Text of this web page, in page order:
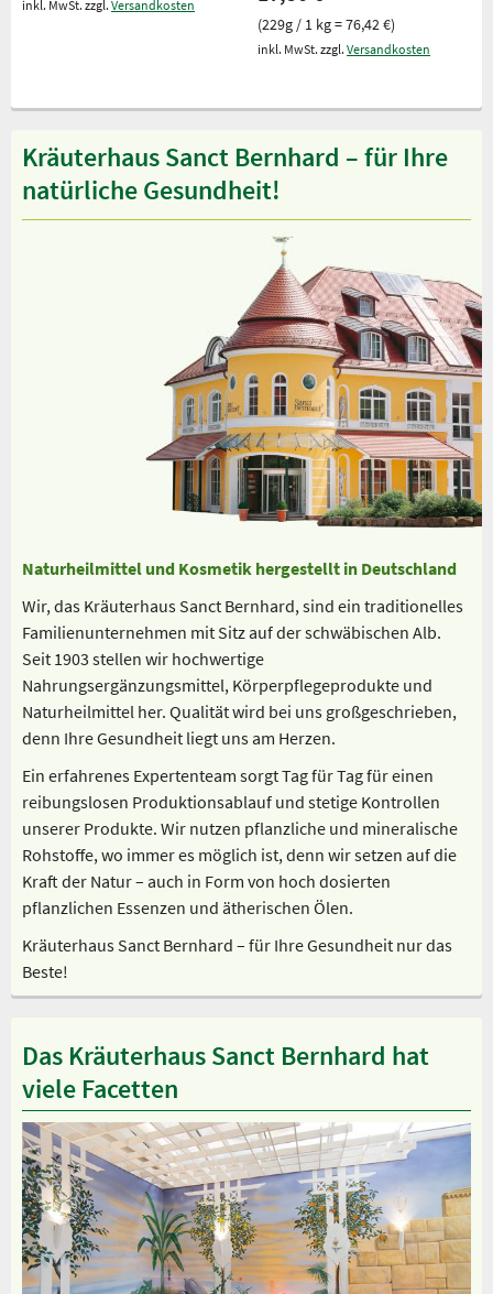
inkl. MwSt. zzgl. Versandkosten
(229g / 1 kg = 76,42 €)
inkl. MwSt. zzgl. Versandkosten
Kräuterhaus Sanct Bernhard – für Ihre
natürliche Gesundheit!
Naturheilmittel und Kosmetik hergestellt in Deutschland
Wir, das Kräuterhaus Sanct Bernhard, sind ein traditionelles
Familienunternehmen mit Sitz auf der schwäbischen Alb.
Seit 1903 stellen wir hochwertige
Nahrungsergänzungsmittel, Körperpflegeprodukte und
Naturheilmittel her. Qualität wird bei uns großgeschrieben,
denn Ihre Gesundheit liegt uns am Herzen.
Ein erfahrenes Expertenteam sorgt Tag für Tag für einen
reibungslosen Produktionsablauf und stetige Kontrollen
unserer Produkte. Wir nutzen pflanzliche und mineralische
Rohstoffe, wo immer es möglich ist, denn wir setzen auf die
Kraft der Natur – auch in Form von hoch dosierten
pflanzlichen Essenzen und ätherischen Ölen.
Kräuterhaus Sanct Bernhard – für Ihre Gesundheit nur das
Beste!
Das Kräuterhaus Sanct Bernhard hat
viele Facetten